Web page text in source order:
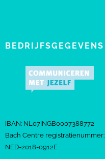
BEDRIJFSGEGEVENS
IBAN: NL07INGB0007388772
Bach Centre registratienummer:
NED-2018-0912E